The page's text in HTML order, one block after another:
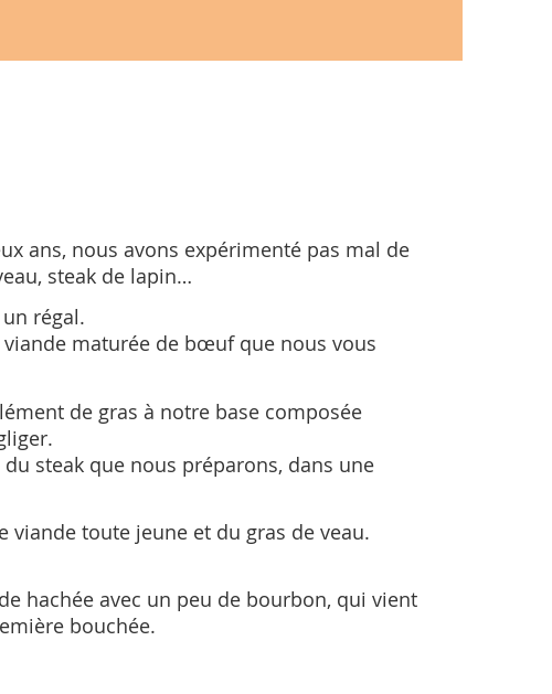
ans, nous avons expérimenté pas mal de
steak de lapin…
régal.
viande maturée de bœuf que nous vous
de gras à notre base composée
steak que nous préparons, dans une
toute jeune et du gras de veau.
hachée avec un peu de bourbon, qui vient
bouchée.